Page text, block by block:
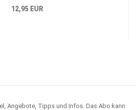
12,95 EUR
Angebote, Tipps und Infos. Das Abo kann